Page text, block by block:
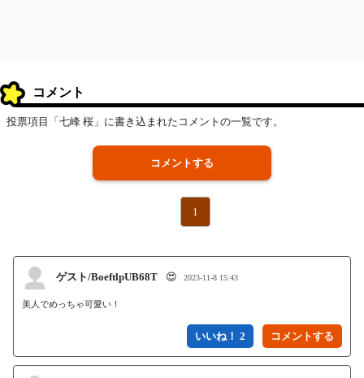
コメント
投票項目「七峰 桜」に書き込まれたコメントの一覧です。
コメントする
1
ゲスト/BoeftlpUB68T 😍 2023-11-8 15:43
美人でめっちゃ可愛い！
いいね！ 2